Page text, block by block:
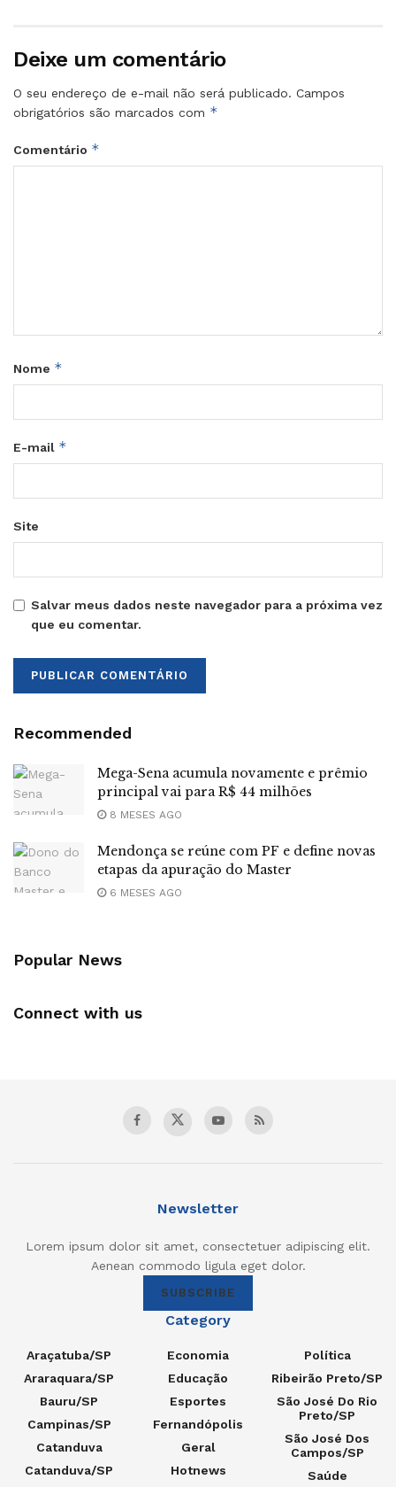
Deixe um comentário
O seu endereço de e-mail não será publicado. Campos
obrigatórios são marcados com *
Comentário *
Nome *
E-mail *
Site
Salvar meus dados neste navegador para a próxima vez
que eu comentar.
Recommended
Mega-Sena acumula novamente e prêmio
principal vai para R$ 44 milhões
8 MESES AGO
Mendonça se reúne com PF e define novas
etapas da apuração do Master
6 MESES AGO
Popular News
Connect with us
Newsletter
Lorem ipsum dolor sit amet, consectetuer adipiscing elit.
Aenean commodo ligula eget dolor.
SUBSCRIBE
Category
Araçatuba/SP
Araraquara/SP
Bauru/SP
Campinas/SP
Catanduva
Catanduva/SP
Economia
Educação
Esportes
Fernandópolis
Geral
Hotnews
Política
Ribeirão Preto/SP
São José Do Rio
Preto/SP
São José Dos
Campos/SP
Saúde